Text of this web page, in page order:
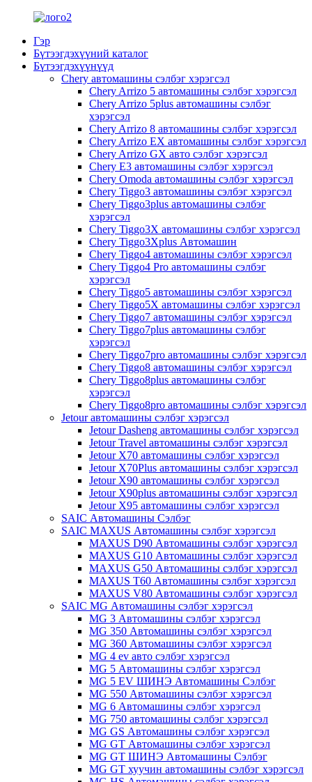
Гэр
Бүтээгдэхүүний каталог
Бүтээгдэхүүнүүд
Chery автомашины сэлбэг хэрэгсэл
Chery Arrizo 5 автомашины сэлбэг хэрэгсэл
Chery Arrizo 5plus автомашины сэлбэг
хэрэгсэл
Chery Arrizo 8 автомашины сэлбэг хэрэгсэл
Chery Arrizo EX автомашины сэлбэг хэрэгсэл
Chery Arrizo GX авто сэлбэг хэрэгсэл
Chery E3 автомашины сэлбэг хэрэгсэл
Chery Omoda автомашины сэлбэг хэрэгсэл
Chery Tiggo3 автомашины сэлбэг хэрэгсэл
Chery Tiggo3plus автомашины сэлбэг
хэрэгсэл
Chery Tiggo3X автомашины сэлбэг хэрэгсэл
Chery Tiggo3Xplus Автомашин
Chery Tiggo4 автомашины сэлбэг хэрэгсэл
Chery Tiggo4 Pro автомашины сэлбэг
хэрэгсэл
Chery Tiggo5 автомашины сэлбэг хэрэгсэл
Chery Tiggo5X автомашины сэлбэг хэрэгсэл
Chery Tiggo7 автомашины сэлбэг хэрэгсэл
Chery Tiggo7plus автомашины сэлбэг
хэрэгсэл
Chery Tiggo7pro автомашины сэлбэг хэрэгсэл
Chery Tiggo8 автомашины сэлбэг хэрэгсэл
Chery Tiggo8plus автомашины сэлбэг
хэрэгсэл
Chery Tiggo8pro автомашины сэлбэг хэрэгсэл
Jetour автомашины сэлбэг хэрэгсэл
Jetour Dasheng автомашины сэлбэг хэрэгсэл
Jetour Travel автомашины сэлбэг хэрэгсэл
Jetour X70 автомашины сэлбэг хэрэгсэл
Jetour X70Plus автомашины сэлбэг хэрэгсэл
Jetour X90 автомашины сэлбэг хэрэгсэл
Jetour X90plus автомашины сэлбэг хэрэгсэл
Jetour X95 автомашины сэлбэг хэрэгсэл
SAIC Автомашины Сэлбэг
SAIC MAXUS Автомашины сэлбэг хэрэгсэл
MAXUS D90 Автомашины сэлбэг хэрэгсэл
MAXUS G10 Автомашины сэлбэг хэрэгсэл
MAXUS G50 Автомашины сэлбэг хэрэгсэл
MAXUS T60 Автомашины сэлбэг хэрэгсэл
MAXUS V80 Автомашины сэлбэг хэрэгсэл
SAIC MG Автомашины сэлбэг хэрэгсэл
MG 3 Автомашины сэлбэг хэрэгсэл
MG 350 Автомашины сэлбэг хэрэгсэл
MG 360 Автомашины сэлбэг хэрэгсэл
MG 4 ev авто сэлбэг хэрэгсэл
MG 5 Автомашины сэлбэг хэрэгсэл
MG 5 EV ШИНЭ Автомашины Сэлбэг
MG 550 Автомашины сэлбэг хэрэгсэл
MG 6 Автомашины сэлбэг хэрэгсэл
MG 750 автомашины сэлбэг хэрэгсэл
MG GS Автомашины сэлбэг хэрэгсэл
MG GT Автомашины сэлбэг хэрэгсэл
MG GT ШИНЭ Автомашины Сэлбэг
MG GT хуучин автомашины сэлбэг хэрэгсэл